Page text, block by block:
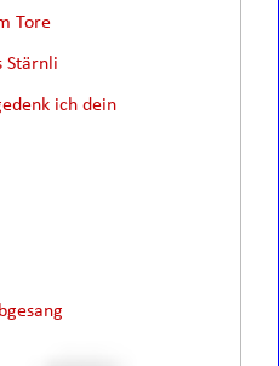
Tore
Stärnli
ich dein